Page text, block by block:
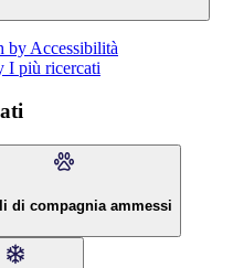
by Accessibilità
I più ricercati
di compagnia ammessi